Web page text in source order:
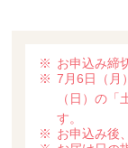
お申込み締
7月6日（月
（日）の
す。
お申込み後